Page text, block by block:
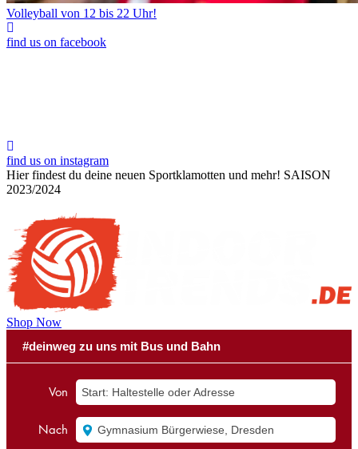
Volleyball von 12 bis 22 Uhr!
find us on facebook
find us on instagram
Hier findest du deine neuen Sportklamotten und mehr! SAISON
2023/2024
Shop Now